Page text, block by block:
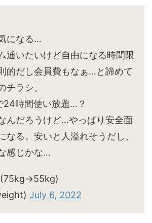
になる…
通いたいけど自由になる時間限
的だし会員費もなぁ…と諦めて
チラシ。
24時間使い放題…？
んだろうけど…やっぱり安全面
なる。安いと人溢れそうだし、
感じかな…
July 6, 2022